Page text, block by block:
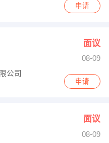
申请
面议
08-09
公司
申请
面议
08-09